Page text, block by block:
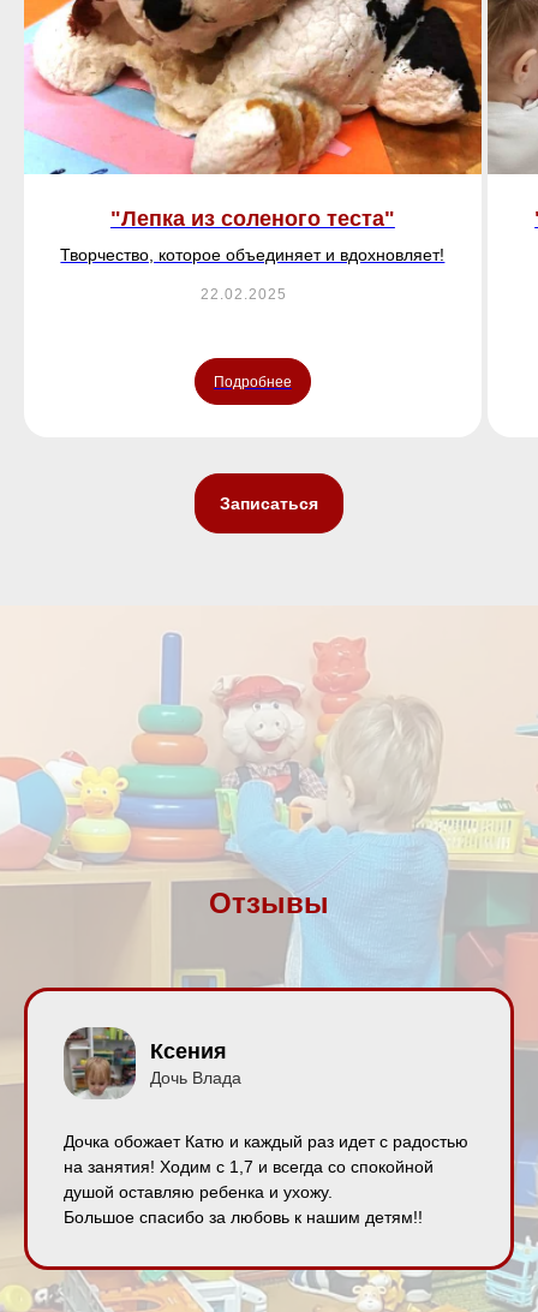
"Лепка из соленого теста"
Творчество, которое объединяет и вдохновляет!
22.02.2025
Подробнее
Записаться
Отзывы
Ксения
Дочь Влада
Дочка обожает Катю и каждый раз идет с радостью
на занятия! Ходим с 1,7 и всегда со спокойной
душой оставляю ребенка и ухожу.
Большое спасибо за любовь к нашим детям!!